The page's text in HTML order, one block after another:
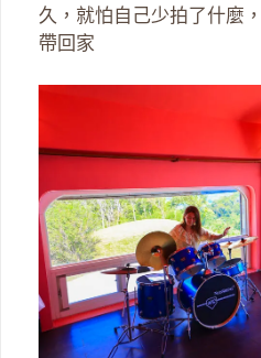
久，就怕自己少拍了什麼
帶回家